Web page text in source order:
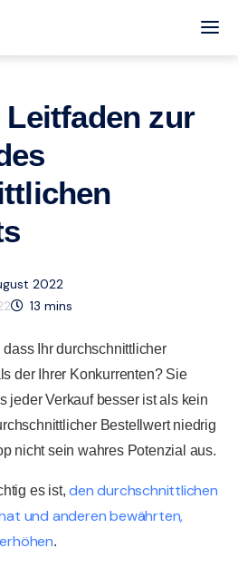
zur
2022
13 mins
Ihr durchschnittlicher
der Ihrer Konkurrenten? Sie
jeder Verkauf besser ist als kein
Bestellwert niedrig
nicht sein wahres Potenzial aus.
es ist,den durchschnittlichen
und anderen bewährten,
.